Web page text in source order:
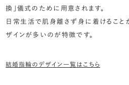
換」儀式のために用意されます。
日常生活で肌身離さず身に着けること
ザインが多いのが特徴です。
結婚指輪のデザイン一覧はこちら